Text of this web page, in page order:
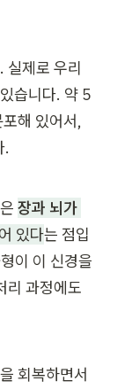
실제로 우리
습니다. 약 5
해 있어서,
.
장과 뇌가
있다는 점입
이 이 신경을
리 과정에도
회복하면서